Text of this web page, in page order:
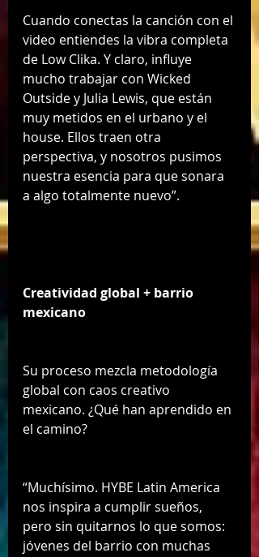
Cuando conectas la canción con el
video entiendes la vibra completa
de Low Clika. Y claro, influye
mucho trabajar con Wicked
Outside y Julia Lewis, que están
muy metidos en el urbano y el
house. Ellos traen otra
perspectiva, y nosotros pusimos
nuestra esencia para que sonara
a algo totalmente nuevo”.
Creatividad global + barrio
mexicano
Su proceso mezcla metodología
global con caos creativo
mexicano. ¿Qué han aprendido en
el camino?
“Muchísimo. HYBE Latin America
nos inspira a cumplir sueños,
pero sin quitarnos lo que somos:
jóvenes del barrio con muchas